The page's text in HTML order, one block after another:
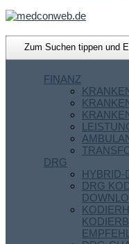
FINANZ
DRG
HYBRID-
DRG